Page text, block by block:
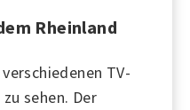
Rheinland
TV-
sehen. Der